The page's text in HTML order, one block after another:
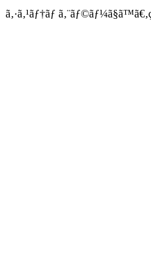
ã‚·ã‚¹ãƒ†ãƒ